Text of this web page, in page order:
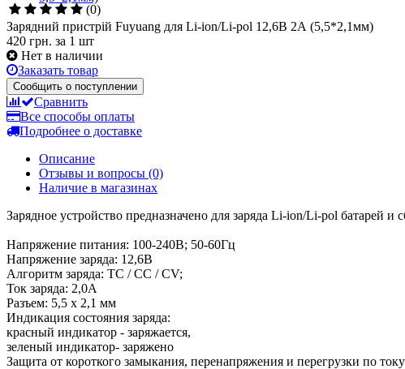
(0)
Зарядний пристрій Fuyuang для Li-ion/Li-pol 12,6В 2А (5,5*2,1мм)
420 грн. за 1 шт
Нет в наличии
Заказать товар
Сообщить о поступлении
Сравнить
Все способы оплаты
Подробнее о доставке
Описание
Отзывы и вопросы (0)
Наличие в магазинах
Зарядное устройство предназначено для заряда Li-ion/Li-pol батарей
Напряжение питания: 100-240В; 50-60Гц
Напряжение заряда: 12,6В
Алгоритм заряда: ТС / CC / CV;
Ток заряда: 2,0А
Разъем: 5,5 х 2,1 мм
Индикация состояния заряда:
красный индикатор - заряжается,
зеленый индикатор- заряжено
Защита от короткого замыкания, перенапряжения и перегрузки по току